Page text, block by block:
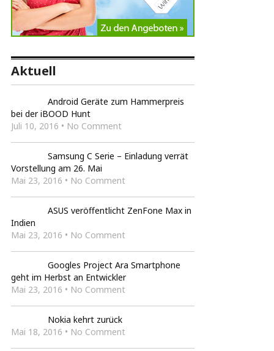
Aktuell
Android Geräte zum Hammerpreis
bei der iBOOD Hunt
Juli 10, 2016 • No Comment
Samsung C Serie – Einladung verrät
Vorstellung am 26. Mai
Mai 23, 2016 • No Comment
ASUS veröffentlicht ZenFone Max in
Indien
Mai 23, 2016 • No Comment
Googles Project Ara Smartphone
geht im Herbst an Entwickler
Mai 23, 2016 • No Comment
Nokia kehrt zurück
Mai 18, 2016 • No Comment